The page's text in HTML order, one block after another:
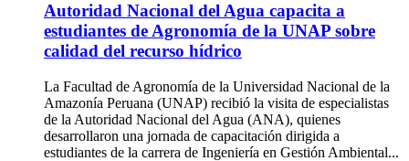
Autoridad Nacional del Agua capacita a
estudiantes de Agronomía de la UNAP sobre
calidad del recurso hídrico
La Facultad de Agronomía de la Universidad Nacional de la
Amazonía Peruana (UNAP) recibió la visita de especialistas
de la Autoridad Nacional del Agua (ANA), quienes
desarrollaron una jornada de capacitación dirigida a
estudiantes de la carrera de Ingeniería en Gestión Ambiental...